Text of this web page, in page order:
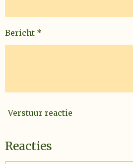
Bericht *
Verstuur reactie
Reacties